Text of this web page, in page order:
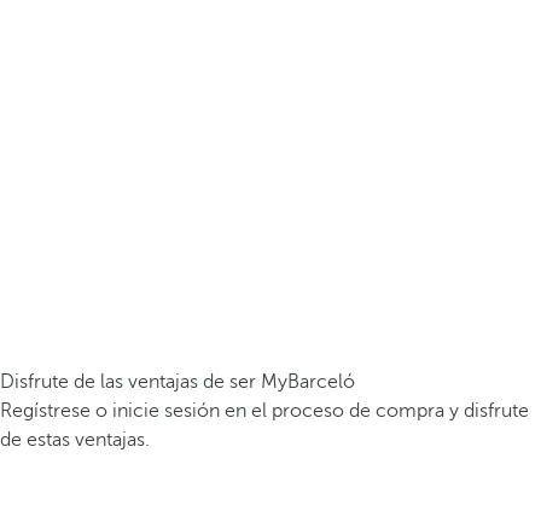
Disfrute de las ventajas de ser MyBarceló
Regístrese o inicie sesión en el proceso de compra y disfrute
de estas ventajas.